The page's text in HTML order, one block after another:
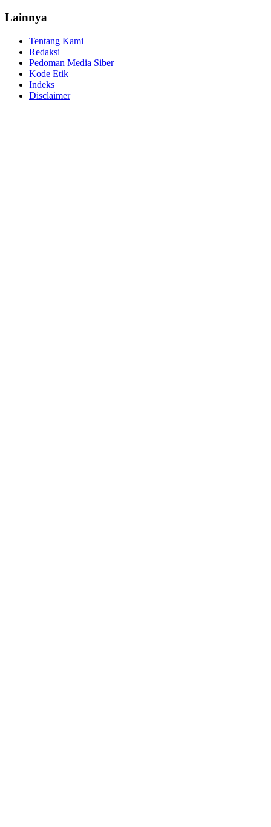
Lainnya
Tentang Kami
Redaksi
Pedoman Media Siber
Kode Etik
Indeks
Disclaimer